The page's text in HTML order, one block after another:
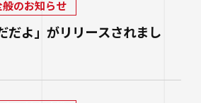
般のお知らせ
だよ」がリリースされまし